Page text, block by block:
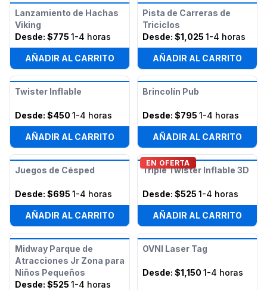
Lanzamiento de Hachas
Viking
Desde: $775 1-4 horas
AÑADIR AL CARRITO
Pista de Carreras de
Triciclos
Desde: $1,025 1-4 horas
AÑADIR AL CARRITO
Twister Inflable
Desde: $450 1-4 horas
AÑADIR AL CARRITO
Brincolín Pub
Desde: $795 1-4 horas
AÑADIR AL CARRITO
Juegos de Césped
Desde: $695 1-4 horas
AÑADIR AL CARRITO
EN OFERTA
Triple Twister Inflable 3D
Desde: $525 1-4 horas
AÑADIR AL CARRITO
Midway Parque de
Atracciones Jr Zona para
Niños Pequeños
Desde: $525 1-4 horas
OVNI Laser Tag
Desde: $1,150 1-4 horas